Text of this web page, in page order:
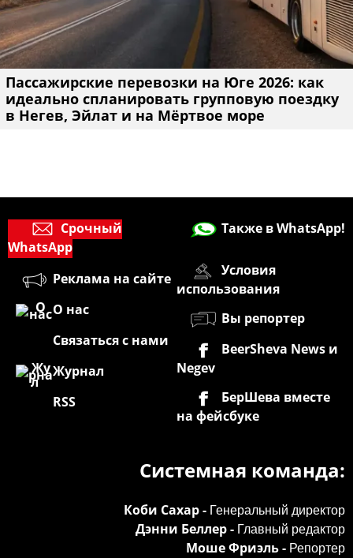
Пассажирские перевозки на Юге 2026: как
идеально спланировать групповую поездку
в Негев, Эйлат и на Мёртвое море
Также в WhatsApp!
Условия
использования
Вы репортер
BeerSheva News и
Negev
БерШева вместе
на фейсбуке
Срочный
WhatsApp
Реклама на сайте
О нас
Связаться с нами
Журнал
RSS
Системная команда:
Коби Сахар - Генеральный директор
Дэнни Беллер - Главный редактор
Моше Фриэль - Репортер